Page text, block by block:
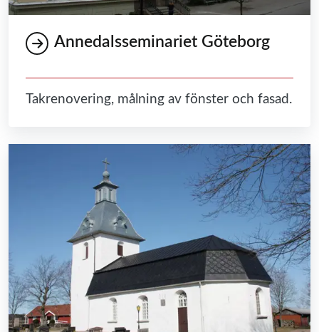
Annedalsseminariet Göteborg
Takrenovering, målning av fönster och fasad.